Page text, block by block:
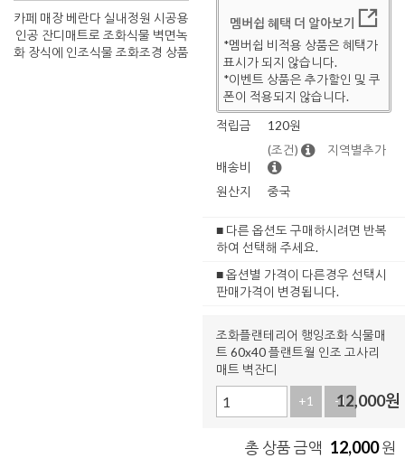
카페 매장 베란다 실내정원 시공용
인공 잔디매트로 조화식물 벽면녹
화 장식에 인조식물 조화조경 상품
멤버쉽 혜택 더 알아보기
*멤버쉽 비적용 상품은 혜택가
표시가 되지 않습니다.
*이벤트 상품은 추가할인 및 쿠
폰이 적용되지 않습니다.
적립금
120원
배송비
(조건) 지역별추가
원산지 중국
■ 다른 옵션도 구매하시려면 반복
하여 선택해 주세요.
■ 옵션별 가격이 다른경우 선택시
판매가격이 변경됩니다.
조화플랜테리어 행잉조화 식물매
트 60x40 플랜트월 인조 고사리
매트 벽잔디
+1 -1
12,000원
총 상품 금액 12,000원